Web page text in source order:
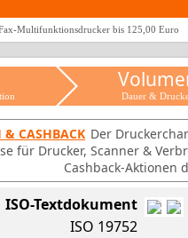
Multifunktionsdrucker bis 125,00 Euro
Dauer &
& CASHBACK Der
für Drucker, Scanner &
Cashback-Aktionen
ISO-Textdokument
ISO 19752